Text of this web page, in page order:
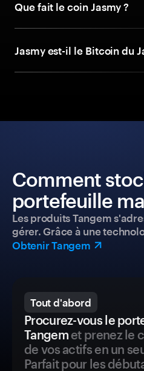
Que fait le coin Jasmy ?
Jasmy est-il le Bitcoin du
Comment
portefeuille
Les produits Tangem
gérer. Grâce à une
Obtenir Tangem
Tout d'abord
Procurez-vous le
Tangemet prenez le
de vos actifs en un
Parfait pour les